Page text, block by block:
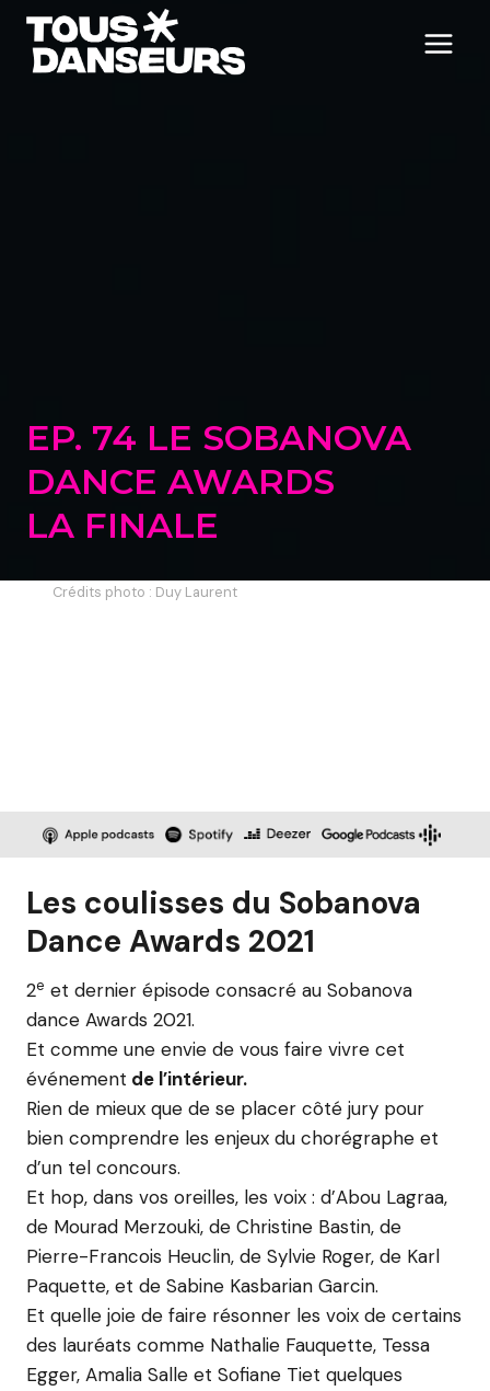
Aller
contenu
EP. 74 LE SOBANOVA
DANCE AWARDS
LA FINALE
Crédits photo : Duy Laurent
Les coulisses du Sobanova
Dance Awards 2021
2e et dernier épisode consacré au Sobanova
dance Awards 2021.
Et comme une envie de vous faire vivre cet
événement de l’intérieur.
Rien de mieux que de se placer côté jury pour
bien comprendre les enjeux du chorégraphe et
d’un tel concours.
Et hop, dans vos oreilles, les voix : d’Abou Lagraa,
de Mourad Merzouki, de Christine Bastin, de
Pierre-Francois Heuclin, de Sylvie Roger, de Karl
Paquette, et de Sabine Kasbarian Garcin.
Et quelle joie de faire résonner les voix de certains
des lauréats comme Nathalie Fauquette, Tessa
Egger, Amalia Salle et Sofiane Tiet quelques